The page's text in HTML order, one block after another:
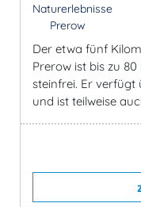
Naturerlebnisse
Prerow
Der etwa fünf
Prerow ist bis zu
steinfrei. Er verfügt
und ist teilweise